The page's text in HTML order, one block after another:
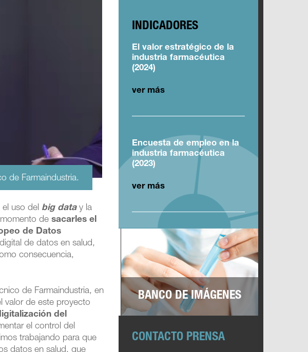
de Farmaindustria.
el uso del big datay la
momento desacarles el
de Datos
de datos en salud,
consecuencia,
de Farmaindustria, en
valor de este proyecto
del
el control del
trabajando para que
datos en salud, que
INDICADORES
El valor estratégico de la
industria farmacéutica
(2024)
ver más
Encuesta de empleo en la
industria farmacéutica
(2023)
ver más
BANCO DE IMÁGENES
CONTACTO PRENSA